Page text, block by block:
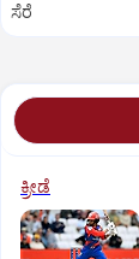
ಸೆರೆ
ಕ್ರೀಡೆ